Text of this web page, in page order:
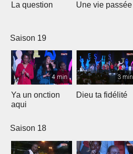
La question Une vie passée
Saison 19
4 min
Ya un onction
aqui
3 min
Dieu ta fidélité
Saison 18